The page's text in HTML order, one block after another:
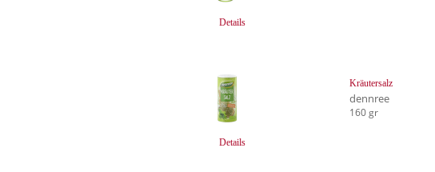
Details
Details
Kräutersalz
dennree
160 gr